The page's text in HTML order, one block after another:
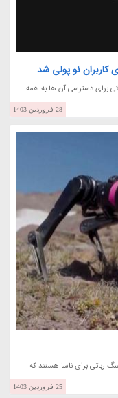
کاربران نو پولی شد
برای دسترسی آن ها به همه
28 فروردین 1403
رباتی برای ناسا هستند که
25 فروردین 1403